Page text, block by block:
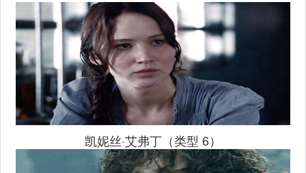
凯妮丝·艾弗丁（类型 6）